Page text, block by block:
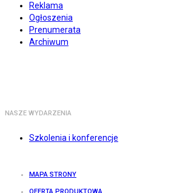
Reklama
Ogłoszenia
Prenumerata
Archiwum
NASZE WYDARZENIA
Szkolenia i konferencje
MAPA STRONY